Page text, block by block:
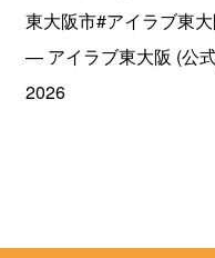
東大阪市#アイラブ東
— アイラブ東大阪 (公
2026